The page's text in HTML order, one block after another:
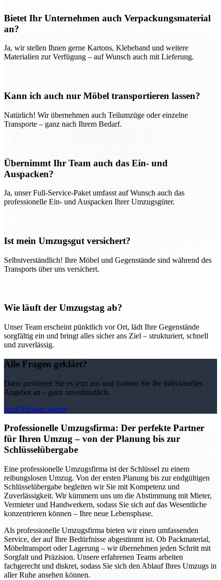
Bietet Ihr Unternehmen auch Verpackungsmaterial
an?
Ja, wir stellen Ihnen gerne Kartons, Klebeband und weitere
Materialien zur Verfügung – auf Wunsch auch mit Lieferung.
Kann ich auch nur Möbel transportieren lassen?
Natürlich! Wir übernehmen auch Teilumzüge oder einzelne
Transporte – ganz nach Ihrem Bedarf.
Übernimmt Ihr Team auch das Ein- und
Auspacken?
Ja, unser Full-Service-Paket umfasst auf Wunsch auch das
professionelle Ein- und Auspacken Ihrer Umzugsgüter.
Ist mein Umzugsgut versichert?
Selbstverständlich! Ihre Möbel und Gegenstände sind während des
Transports über uns versichert.
Wie läuft der Umzugstag ab?
Unser Team erscheint pünktlich vor Ort, lädt Ihre Gegenstände
sorgfältig ein und bringt alles sicher ans Ziel – strukturiert, schnell
und zuverlässig.
Alle Fragen geklärt?
Dann probieren Sie es jetzt aus und fordern Sie Ihr individuelles
Angebot an – ganz unverbindlich.
Jetzt Anfrage starten
Professionelle Umzugsfirma: Der perfekte Partner
für Ihren Umzug – von der Planung bis zur
Schlüsselübergabe
Eine professionelle Umzugsfirma ist der Schlüssel zu einem
reibungslosen Umzug. Von der ersten Planung bis zur endgültigen
Schlüsselübergabe begleiten wir Sie mit Kompetenz und
Zuverlässigkeit. Wir kümmern uns um die Abstimmung mit Mieter,
Vermieter und Handwerkern, sodass Sie sich auf das Wesentliche
konzentrieren können – Ihre neue Lebensphase.
Als professionelle Umzugsfirma bieten wir einen umfassenden
Service, der auf Ihre Bedürfnisse abgestimmt ist. Ob Packmaterial,
Möbeltransport oder Lagerung – wir übernehmen jeden Schritt mit
Sorgfalt und Präzision. Unsere erfahrenen Teams arbeiten
fachgerecht und diskret, sodass Sie sich den Ablauf Ihres Umzugs in
aller Ruhe ansehen können.